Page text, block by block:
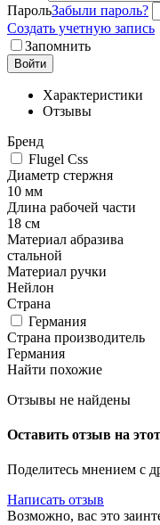
ПарольЗабыли пароль?
Создать учетную запись
Запомнить
Войти
Характеристики
Отзывы
Бренд
Flugel Css
Диаметр стержня
10 мм
Длина рабочей части
18 см
Материал абразива
стальной
Материал ручки
Нейлон
Страна
Германия
Страна производитель
Германия
Найти похожие
Отзывы не найдены
Оставить отзыв на
Поделитесь мнением с
Написать отзыв
Возможно, вас это